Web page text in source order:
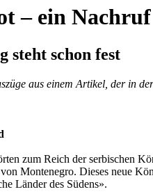
– ein Nachruf
steht schon fest
aus einem Artikel, der in
zum Reich der serbischen
Montenegro. Dieses neue
Länder des Südens».